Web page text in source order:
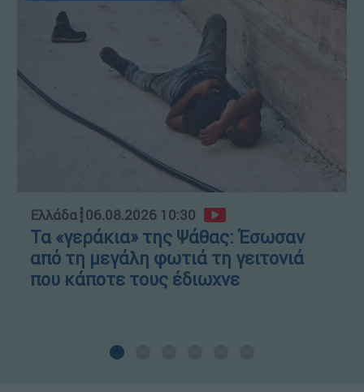
Ελλάδα┋06.08.2026 10:30
Τα «γεράκια» της Ψάθας: Έσωσαν
από τη μεγάλη φωτιά τη γειτονιά
που κάποτε τους έδιωχνε